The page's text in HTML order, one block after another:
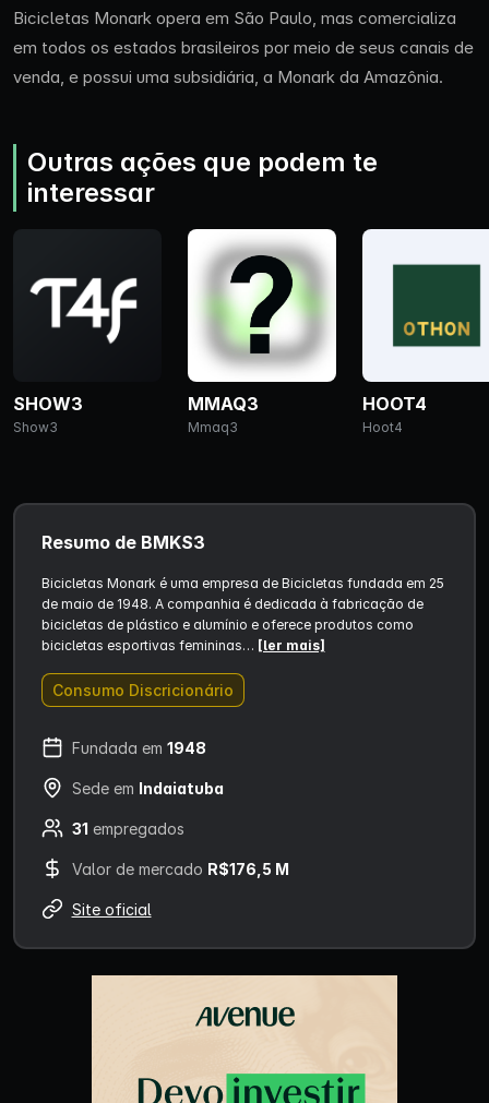
Bicicletas Monark opera em São Paulo, mas comercializa
em todos os estados brasileiros por meio de seus canais de
venda, e possui uma subsidiária, a Monark da Amazônia.
Outras ações que podem te
interessar
SHOW3
Show3
MMAQ3
Mmaq3
HOOT4
Hoot4
Resumo de BMKS3
Bicicletas Monark é uma empresa de Bicicletas fundada em 25
de maio de 1948. A companhia é dedicada à fabricação de
bicicletas de plástico e alumínio e oferece produtos como
bicicletas esportivas femininas… [ler mais]
Consumo Discricionário
Fundada em 1948
Sede em Indaiatuba
31 empregados
Valor de mercado R$176,5 M
Site oficial